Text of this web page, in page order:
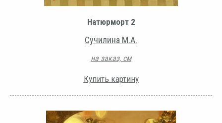
Натюрморт 2
Сучилина М.А.
на заказ, см
Купить картину